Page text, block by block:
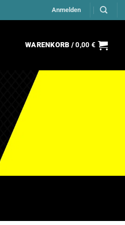
Anmelden
WARENKORB /0,00 €